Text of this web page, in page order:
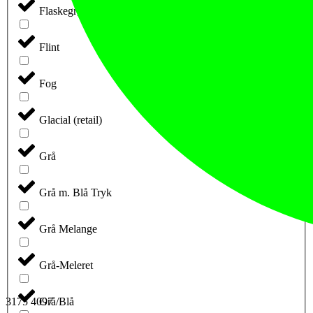
Flaskegrøn
Flint
Fog
Glacial (retail)
Grå
Grå m. Blå Tryk
Grå Melange
Grå-Meleret
Grå/Blå
3175 4097